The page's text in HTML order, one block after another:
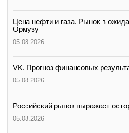
Цена нефти и газа. Рынок в
Ормузу
05.08.2026
VK. Прогноз финансовых
05.08.2026
Российский рынок выражает
05.08.2026